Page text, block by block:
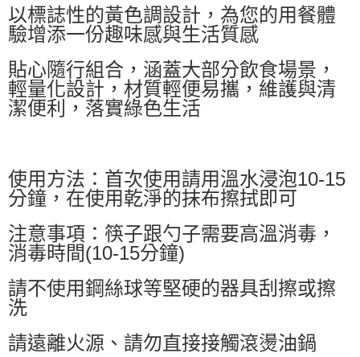
以標誌性的黃色調設計，為您的用餐體
驗增添一份趣味感與生活質感
貼心隨行組合，涵蓋大部分飲食場景，
輕量化設計，材質輕便易攜，維護與清
潔便利，落實綠色生活
使用方法：首次使用請用溫水浸泡10-15
分鐘，在使用乾淨的抹布擦拭即可
注意事項：筷子跟勺子需要高溫消毒，
消毒時間(10-15分鐘)
請不使用鋼絲球等堅硬的器具刮擦或擦
洗
請遠離火源、請勿直接接觸滾燙油鍋